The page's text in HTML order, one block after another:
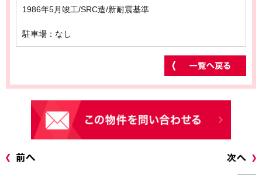
1986年5月竣工/SRC造/新耐震基準
駐車場：なし